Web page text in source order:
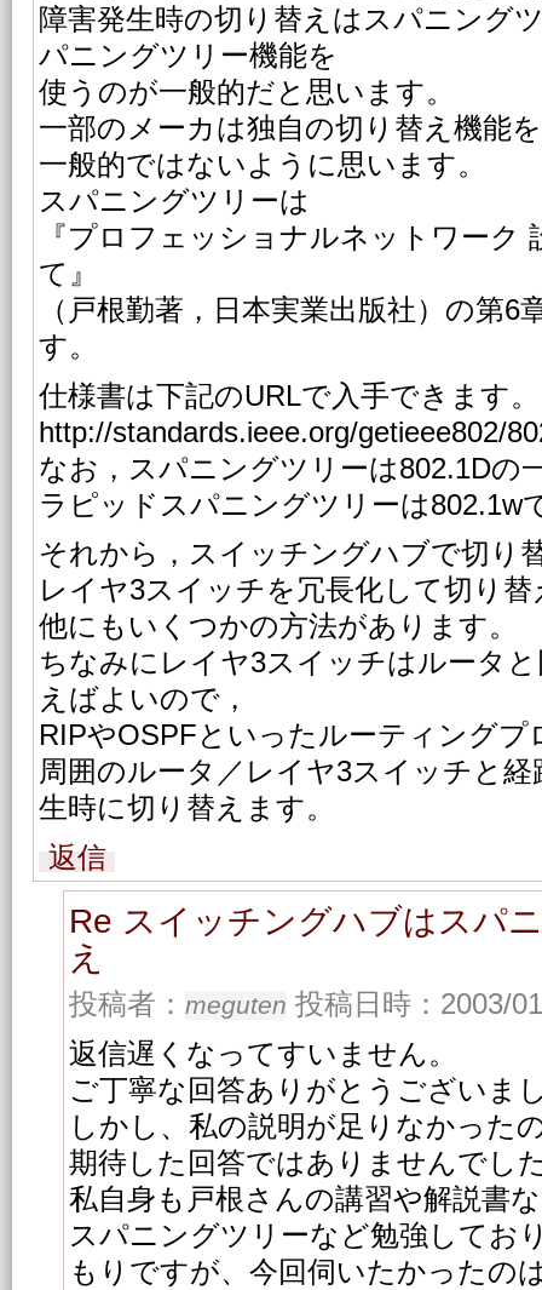
障害発生時の切り替えはスパニング
パニングツリー機能を
使うのが一般的だと思います。
一部のメーカは独自の切り替え機能
一般的ではないように思います。
スパニングツリーは
『プロフェッショナルネットワーク
て』
（戸根勤著，日本実業出版社）の第6
す。
仕様書は下記のURLで入手できます。
http://standards.ieee.org/getieee802/
なお，スパニングツリーは802.1Dの
ラピッドスパニングツリーは802.1w
それから，スイッチングハブで切り
レイヤ3スイッチを冗長化して切り
他にもいくつかの方法があります。
ちなみにレイヤ3スイッチはルータ
えばよいので，
RIPやOSPFといったルーティングプ
周囲のルータ／レイヤ3スイッチと
生時に切り替えます。
返信
Re スイッチングハブはスパ
え
投稿者： meguten 投稿日時：2003/
返信遅くなってすいません。
ご丁寧な回答ありがとうございま
しかし、私の説明が足りなかった
期待した回答ではありませんでし
私自身も戸根さんの講習や解説書
スパニングツリーなど勉強してお
もりですが、今回伺いたかったの